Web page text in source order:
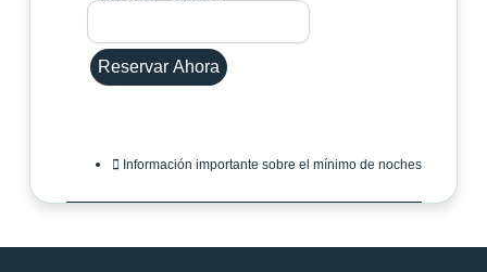
Reservar Ahora
Información importante sobre el mínimo de noches